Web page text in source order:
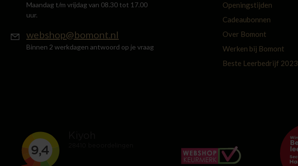
Maandag t/m vrijdag van 08.30 tot 17.00
uur.
webshop@bomont.nl
Binnen 2 werkdagen antwoord op je vraag
Openingstijden
Cadeaubonnen
Over Bomont
Werken bij Bomont
Beste Leerbedrijf 2023